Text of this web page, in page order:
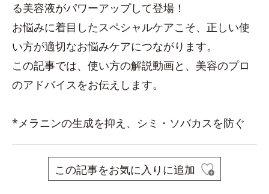
る美容液がパワーアップして登場！
お悩みに着目したスペシャルケアこそ、正しい使
い方が適切なお悩みケアにつながります。
この記事では、使い方の解説動画と、美容のプロ
のアドバイスをお伝えします。
*メラニンの生成を抑え、シミ・ソバカスを防ぐ
この記事をお気に入りに追加